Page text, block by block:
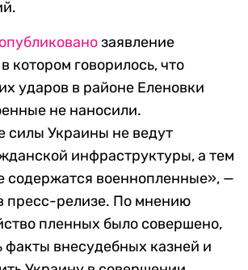
опубликованозаявление
котором говорилось, что
ударов в районе Еленовки
не наносили.
силы Украины не ведут
инфраструктуры, а тем
содержатся военнопленные», —
пресс-релизе. По мнению
пленных было совершено,
факты внесудебных казней и